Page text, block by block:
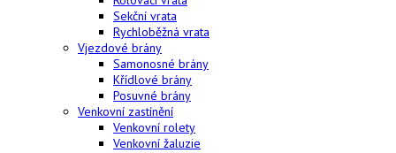
Sekční vrata
Rychloběžná vrata
Vjezdové brány
Samonosné brány
Křídlové brány
Posuvné brány
Venkovní zastínění
Venkovní rolety
Venkovní žaluzie